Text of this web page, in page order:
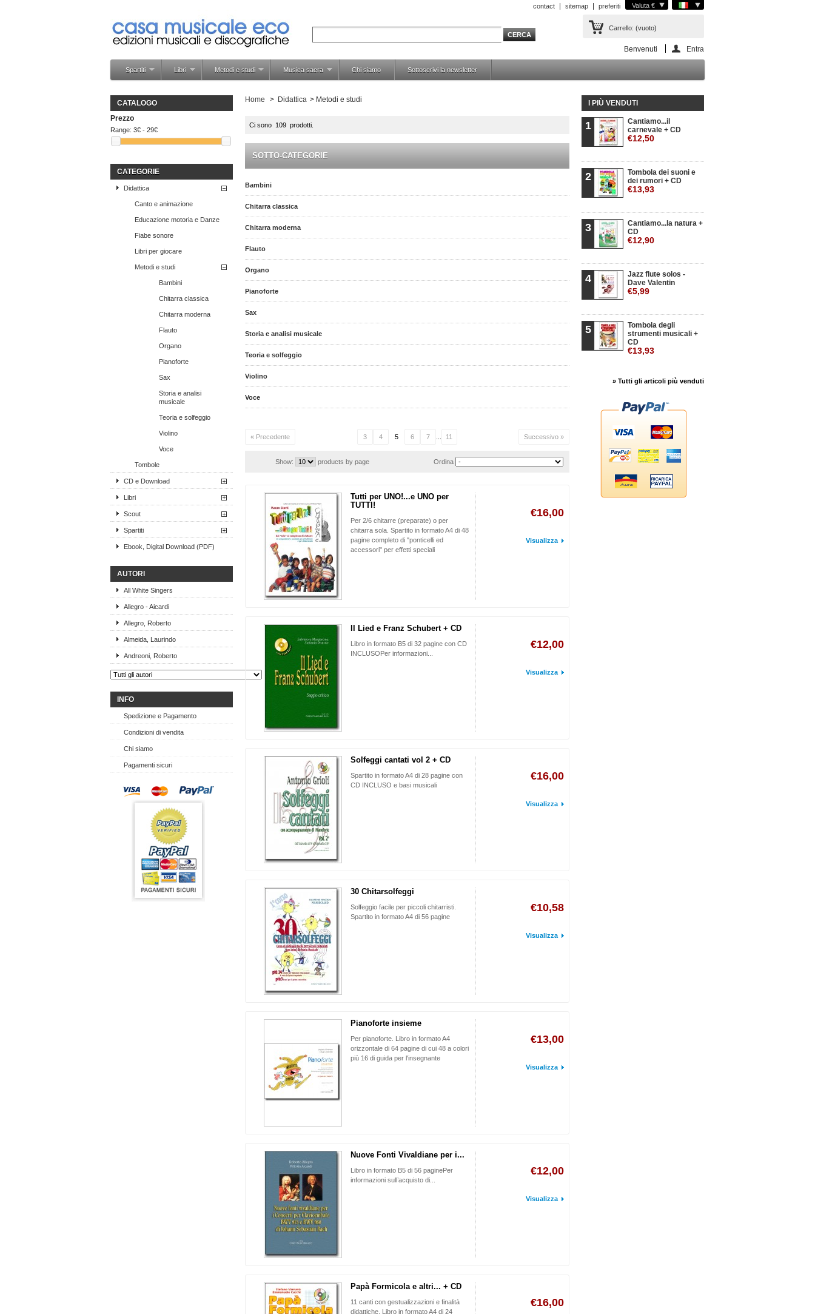
Valuta €
contact sitemap preferiti
Carrello: (vuoto)
Benvenuti Entra
Spartiti Libri Metodi e studi Musica sacra Chi siamo Sottoscrivi la newsletter
CATALOGO
Prezzo
Range: 3€ - 29€
CATEGORIE
Didattica
Canto e animazione
Educazione motoria e Danze
Fiabe sonore
Libri per giocare
Metodi e studi
Bambini
Chitarra classica
Chitarra moderna
Flauto
Organo
Pianoforte
Sax
Storia e analisi
musicale
Teoria e solfeggio
Violino
Voce
Tombole
CD e Download
Libri
Scout
Spartiti
Ebook, Digital Download (PDF)
AUTORI
All White Singers
Allegro - Aicardi
Allegro, Roberto
Almeida, Laurindo
Andreoni, Roberto
INFO
Spedizione e Pagamento
Condizioni di vendita
Chi siamo
Pagamenti sicuri
Home > Didattica > Metodi e studi
Ci sono 109 prodotti.
SOTTO-CATEGORIE
Bambini
Chitarra classica
Chitarra moderna
Flauto
Organo
Pianoforte
Sax
Storia e analisi musicale
Teoria e solfeggio
Violino
Voce
« Precedente 3 4 5 6 7 11 Successivo »
Ordina
Show: products by page
Tutti per UNO!...e UNO per
TUTTI!
Per 2/6 chitarre (preparate) o per
chitarra sola. Spartito in formato A4 di 48
pagine completo di "ponticelli ed
accessori" per effetti speciali
€16,00
Visualizza
Il Lied e Franz Schubert + CD
Libro in formato B5 di 32 pagine con CD
INCLUSOPer informazioni...
€12,00
Visualizza
Solfeggi cantati vol 2 + CD
Spartito in formato A4 di 28 pagine con
CD INCLUSO e basi musicali
€16,00
Visualizza
30 Chitarsolfeggi
Solfeggio facile per piccoli chitarristi.
Spartito in formato A4 di 56 pagine
€10,58
Visualizza
Pianoforte insieme
Per pianoforte. Libro in formato A4
orizzontale di 64 pagine di cui 48 a colori
più 16 di guida per l'insegnante
€13,00
Visualizza
Nuove Fonti Vivaldiane per i...
Libro in formato B5 di 56 paginePer
informazioni sull’acquisto di...
€12,00
Visualizza
Papà Formicola e altri... + CD
11 canti con gestualizzazioni e finalità
didattiche. Libro in formato A4 di 24
€16,00
I PIÙ VENDUTI
1
Cantiamo...il
carnevale + CD
€12,50
2
Tombola dei suoni e
dei rumori + CD
€13,93
3
Cantiamo...la natura +
CD
€12,90
4
Jazz flute solos -
Dave Valentin
€5,99
5
Tombola degli
strumenti musicali +
CD
€13,93
» Tutti gli articoli più venduti